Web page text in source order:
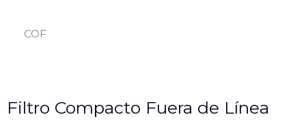
COF
Filtro Compacto Fuera de Línea